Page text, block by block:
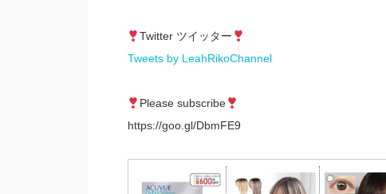
Twitter ツイッター
Tweets by LeahRikoChannel
Please subscribe
https://goo.gl/DbmFE9